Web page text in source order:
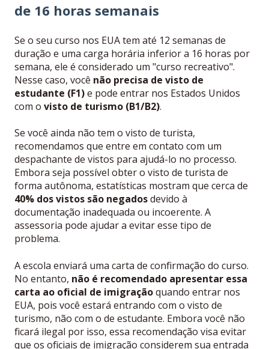
de 16 horas semanais
Se o seu curso nos EUA tem até 12 semanas de
duração e uma carga horária inferior a 16 horas por
semana, ele é considerado um "curso recreativo".
Nesse caso, você não precisa de visto de
estudante (F1)e pode entrar nos Estados Unidos
com o visto de turismo (B1/B2).
Se você ainda não tem o visto de turista,
recomendamos que entre em contato com um
despachante de vistos para ajudá-lo no processo.
Embora seja possível obter o visto de turista de
forma autônoma, estatísticas mostram que cerca de
40% dos vistos são negadosdevido à
documentação inadequada ou incoerente. A
assessoria pode ajudar a evitar esse tipo de
problema.
A escola enviará uma carta de confirmação do curso.
No entanto, não é recomendado apresentar essa
carta ao oficial de imigraçãoquando entrar nos
EUA, pois você estará entrando com o visto de
turismo, não com o de estudante. Embora você não
ficará ilegal por isso, essa recomendação visa evitar
que os oficiais de imigração considerem sua entrada